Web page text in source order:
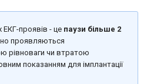
проявів - це паузи більше 2
проявляються
рівноваги чи втратою
показанням для імплантації